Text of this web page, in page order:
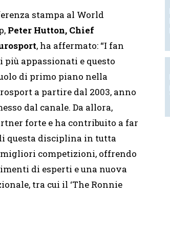
stampa al World
Peter Hutton, Chief
, ha affermato: “I fan
appassionati e questo
di primo piano nella
a partire dal 2003, anno
dal canale. Da allora,
forte e ha contribuito a far
questa disciplina in tutta
migliori competizioni, offrendo
di esperti e una nuova
tra cui il ‘The Ronnie